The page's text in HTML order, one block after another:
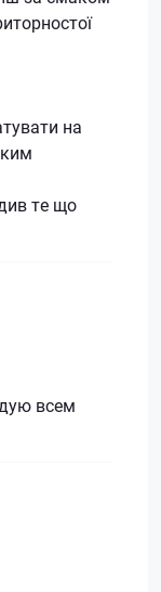
на
те що
всем